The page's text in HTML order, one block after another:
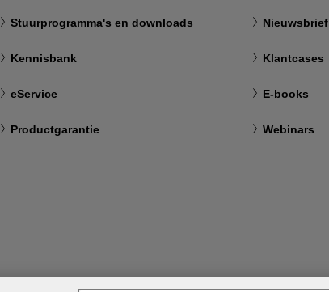
Stuurprogramma's en downloads
Kennisbank
eService
Productgarantie
Nieuwsbrief
Klantcases
E-books
Webinars